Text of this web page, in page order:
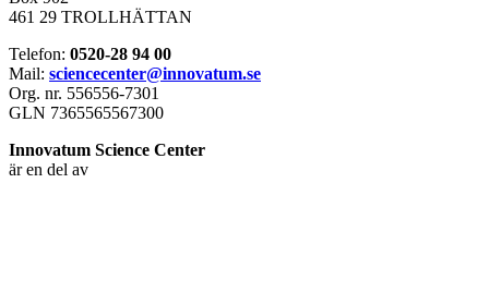
461 29 TROLLHÄTTAN
Telefon: 0520-28 94 00
Mail: sciencecenter@innovatum.se
Org. nr. 556556-7301
GLN 7365565567300
Innovatum Science Center
är en del av